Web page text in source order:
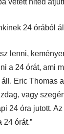
vetett hited
24 órából
lenni,
a 24 órát, ami
Eric Thomas
vagy
24 óra jutott.
24 órát.”